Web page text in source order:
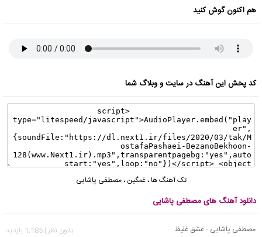
هم اکنون گوش کنید
کد پخش این آهنگ در سایت و وبلاگ شما
تک آهنگ ها،غمگین ،مصطفی پاشایی
دانلود آهنگ های مصطفی پاشایی
مصطفی پاشایی - عشق غلیظ
بدون نظر | 1,185 بازدید